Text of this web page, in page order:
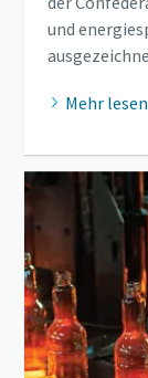
und
Mehr lesen